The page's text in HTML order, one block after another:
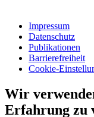
Impressum
Datenschutz
Publikationen
Barrierefreiheit
Cookie-
Wir
Erfahrung zu